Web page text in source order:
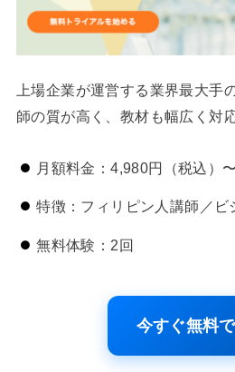
上場企業が運営する業界最大手
師の質が高く、教材も幅広く対
月額料金：4,980円（税込）〜
特徴：フィリピン人講師／ビ
無料体験：2回
今すぐ無料